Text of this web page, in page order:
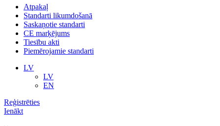
Atpakaļ
Standarti likumdošanā
Saskaņotie standarti
CE marķējums
Tiesību akti
Piemērojamie standarti
LV
LV
EN
Reģistrēties
Ienākt